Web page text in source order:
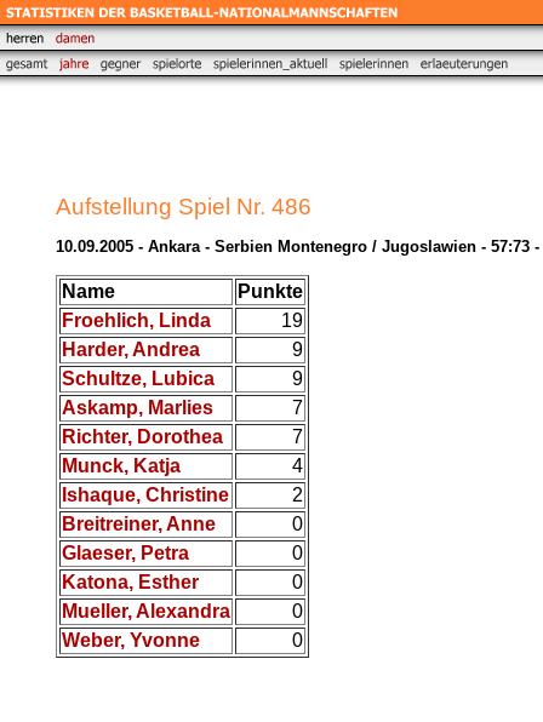
Aufstellung Spiel Nr. 486
10.09.2005 - Ankara - Serbien Montenegro / Jugoslawien - 57:73
Name
Punkte
Froehlich, Linda
19
Harder, Andrea
9
Schultze, Lubica
9
Askamp, Marlies
7
Richter, Dorothea
7
Munck, Katja
4
Ishaque, Christine
2
Breitreiner, Anne
0
Glaeser, Petra
0
Katona, Esther
0
Mueller, Alexandra
0
Weber, Yvonne
0